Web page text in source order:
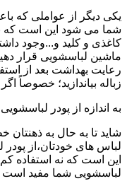
یکی دیگر از عواملی که
شما می شود این است که
کاغذی و کلید و...وجود
ماشین لباسشویی قرار
رعایت بهداشت بعد از
زباله بیاندازید؛ خصوصاً
به اندازه از پودر
شاید تا به حال به
لباس های خودتان،از
این است که نه استفاده
لباسشویی شما مفید است